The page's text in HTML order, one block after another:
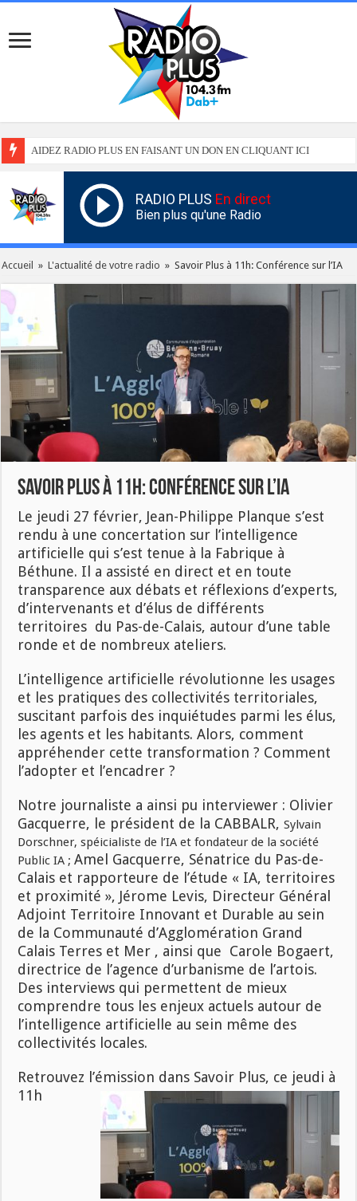
AIDEZ RADIO PLUS EN FAISANT UN DON EN CLIQUANT ICI
RADIO PLUS En direct
Bien plus qu'une Radio
Accueil » L'actualité de votre radio » Savoir Plus à 11h: Conférence sur l’IA
Savoir Plus à 11h: Conférence sur l’IA
Le jeudi 27 février, Jean-Philippe Planque s’est
rendu à une concertation sur l’intelligence
artificielle qui s’est tenue à la Fabrique à
Béthune. Il a assisté en direct et en toute
transparence aux débats et réflexions d’experts,
d’intervenants et d’élus de différents
territoires du Pas-de-Calais, autour d’une table
ronde et de nombreux ateliers.
L’intelligence artificielle révolutionne les usages
et les pratiques des collectivités territoriales,
suscitant parfois des inquiétudes parmi les élus,
les agents et les habitants. Alors, comment
appréhender cette transformation ? Comment
l’adopter et l’encadrer ?
Notre journaliste a ainsi pu interviewer : Olivier
Gacquerre, le président de la CABBALR,Sylvain
Dorschner, spéicialiste de l’IA et fondateur de la société
Public IA ;Amel Gacquerre, Sénatrice du Pas-de-
Calais et rapporteure de l’étude « IA, territoires
et proximité », Jérome Levis, Directeur Général
Adjoint Territoire Innovant et Durable au sein
de la Communauté d’Agglomération Grand
Calais Terres et Mer , ainsi que Carole Bogaert,
directrice de l’agence d’urbanisme de l’artois.
Des interviews qui permettent de mieux
comprendre tous les enjeux actuels autour de
l’intelligence artificielle au sein même des
collectivités locales.
Retrouvez l’émission dans Savoir Plus, ce jeudi à
11h